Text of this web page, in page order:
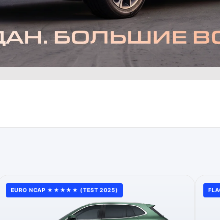
EURO NCAP ★★★★★ (TEST 2025)